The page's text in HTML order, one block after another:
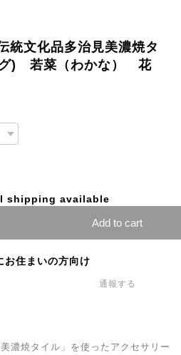
文化品多治見美濃焼タ
グ) 若菜（わかな） 花
shipping available
Add to cart
お住まいの方向け
通報する
濃焼タイル」を使ったアクセサリー